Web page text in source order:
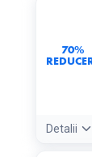
70%
Detalii